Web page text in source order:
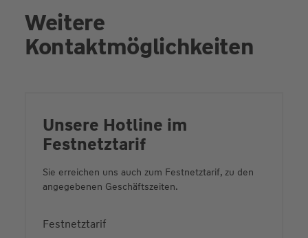
Weitere
Kontaktmöglichkeiten
Unsere Hotline im
Festnetztarif
Sie erreichen uns auch zum Festnetztarif, zu den
angegebenen Geschäftszeiten.
Festnetztarif